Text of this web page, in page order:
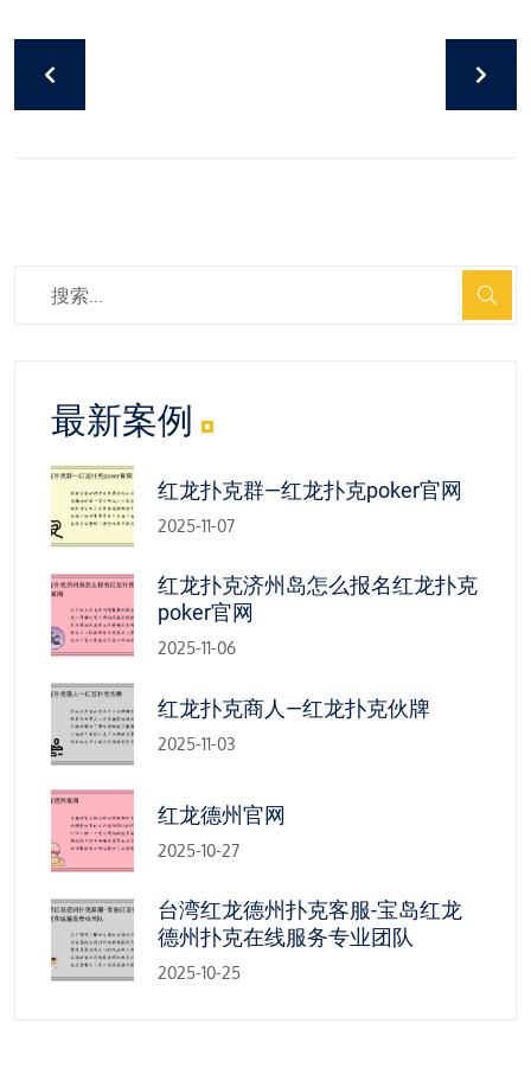
最新案例
红龙扑克群—红龙扑克poker官网
2025-11-07
红龙扑克济州岛怎么报名红龙扑克
poker官网
2025-11-06
红龙扑克商人—红龙扑克伙牌
2025-11-03
红龙德州官网
2025-10-27
台湾红龙德州扑克客服-宝岛红龙
德州扑克在线服务专业团队
2025-10-25